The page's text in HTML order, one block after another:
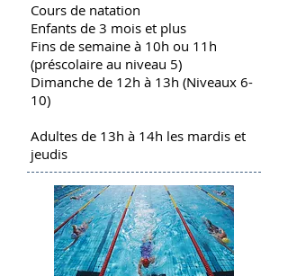
Cours de natation
Enfants de 3 mois et plus
Fins de semaine à 10h ou 11h
(préscolaire au niveau 5)
Dimanche de 12h à 13h (Niveaux 6-
10)
Adultes de 13h à 14h les mardis et
jeudis